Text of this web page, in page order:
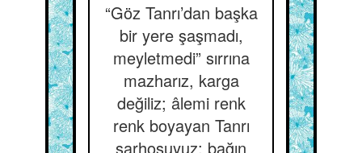
“Göz Tanrı’dan başka
bir yere şaşmadı,
meyletmedi” sırrına
mazharız, karga
değiliz; âlemi renk
renk boyayan Tanrı
sarhoşuyuz; bağın